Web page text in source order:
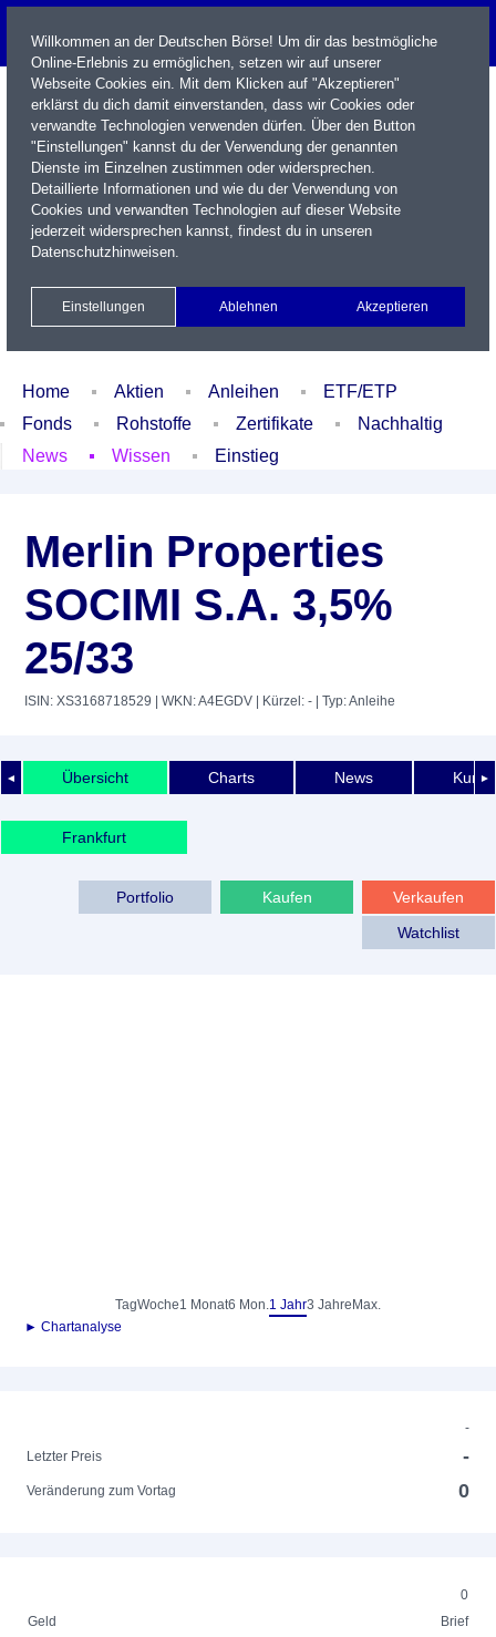
Name / WKN / ISIN / Kürzel
Xetra Realtime
Watchlist Portfolio Login
Home Aktien Anleihen
ETF/ETP
Fonds
Rohstoffe Zertifikate
Nachhaltig
News
Wissen Einstieg
Merlin Properties
SOCIMI S.A. 3,5%
25/33
ISIN: XS3168718529 | WKN: A4EGDV | Kürzel: - | Typ: Anleihe
◄ ►
Übersicht Charts News
Frankfurt
Verkaufen
Kaufen
Portfolio
Watchlist
TagWoche1 Monat6 Mon.1 Jahr3 Jahre Max.
► Chartanalyse
-
Letzter Preis
-
Veränderung zum Vortag 0
0
Geld
Brief
Willkommen an der Deutschen Börse! Um dir das bestmögliche
Online-Erlebnis zu ermöglichen, setzen wir auf unserer
Webseite Cookies ein. Mit dem Klicken auf "Akzeptieren"
erklärst du dich damit einverstanden, dass wir Cookies oder
verwandte Technologien verwenden dürfen. Über den Button
"Einstellungen" kannst du der Verwendung der genannten
Dienste im Einzelnen zustimmen oder widersprechen.
Detaillierte Informationen und wie du der Verwendung von
Cookies und verwandten Technologien auf dieser Website
jederzeit widersprechen kannst, findest du in unseren
Datenschutzhinweisen.
Einstellungen Ablehnen Akzeptieren